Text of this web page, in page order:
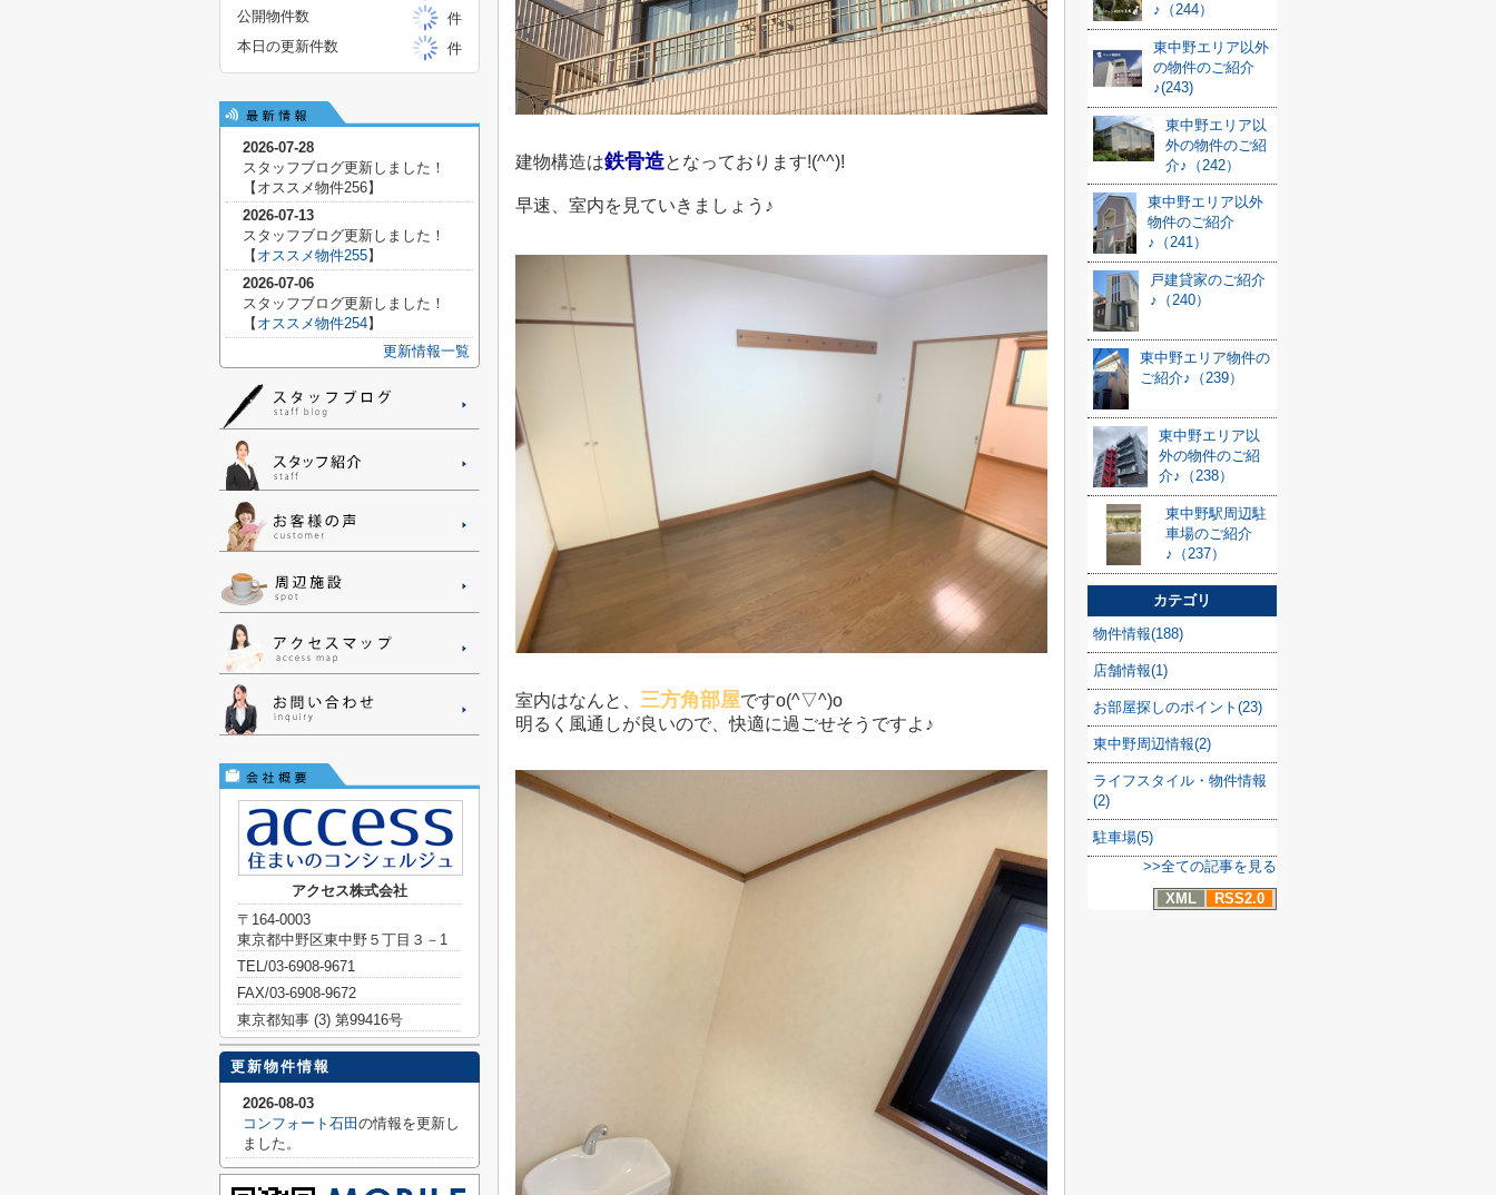
建物構造は鉄骨造となっております!(^^)!
早速、室内を見ていきましょう♪
室内はなんと、 三方角部屋ですo(^▽^)o
明るく風通しが良いので、快適に過ごせそうですよ♪
♪（244）
東中野エリア以外
の物件のご紹介
♪(243)
東中野エリア以
外の物件のご紹
介♪（242）
東中野エリア以外
物件のご紹介
♪（241）
戸建貸家のご紹介
♪（240）
東中野エリア物件の
ご紹介♪（239）
東中野エリア以
外の物件のご紹
介♪（238）
東中野駅周辺駐
車場のご紹介
♪（237）
カテゴリ
物件情報(188)
店舗情報(1)
お部屋探しのポイント(23)
東中野周辺情報(2)
ライフスタイル・物件情報
(2)
駐車場(5)
>>全ての記事を見る
XML
RSS2.0
公開物件数
件
本日の更新件数
件
2026-07-28
スタッフブログ更新しました！
【 オススメ物件256】
2026-07-13
スタッフブログ更新しました！
【 オススメ物件255】
2026-07-06
スタッフブログ更新しました！
【 オススメ物件254】
更新情報一覧
アクセス株式会社
〒164-0003
東京都中野区東中野５丁目３－1
TEL/03-6908-9671
FAX/03-6908-9672
東京都知事 (3) 第99416号
更新物件情報
2026-08-03
コンフォート石田 の情報を更新し
ました。